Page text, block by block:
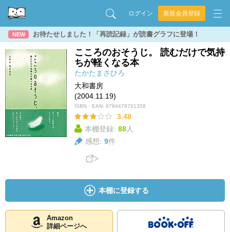
ログイン 新規会員登録
NEW お待たせしました！「再読記録」が読書グラフに登場！
こころのおそうじ。 読むだけで気持
ちが軽くなる本
たかたまさひろ
大和書房
(2004.11.19)
ISBN・EAN: 9784479761358
3.48
本棚登録: 88人
感想: 9件
本棚に登録する
Amazon
詳細ページへ